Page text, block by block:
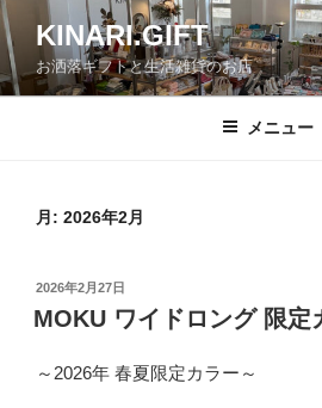
コ
ン
テ
ン
KINARI.GIFT
お洒落ギフトと生活雑貨のお店
メニュー
月: 2026年2月
投
稿
日:
2026年2月27日
MOKU ワイドロング 限定
～2026年 春夏限定カラー～